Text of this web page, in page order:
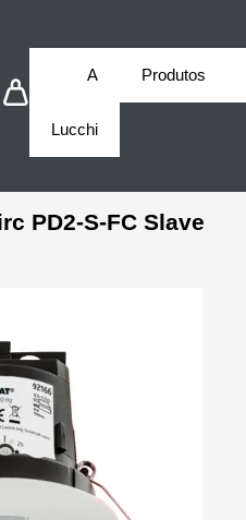
A
Lucchi
Produtos
PD2-S-FC Slave